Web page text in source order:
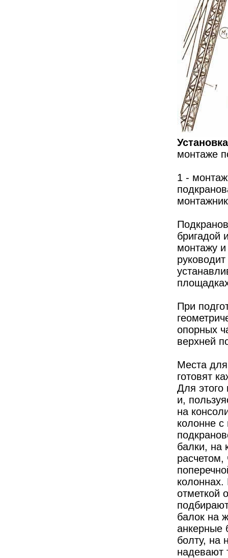
монтаже
1 -
бригадой
монтажу
При
опорных
верхней
Места для
готовят
Для
и,
на
колонне с
балки, на
колоннах.
отметкой
балок на
анкерные
болту, на
надевают